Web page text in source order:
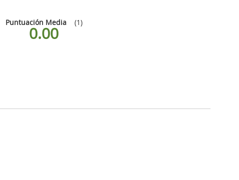
Puntuación Media (1)
0.00